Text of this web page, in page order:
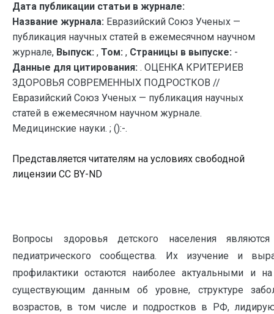
Дата публикации статьи в журнале:
Название журнала: Евразийский Союз Ученых —
публикация научных статей в ежемесячном научном
журнале, Выпуск: , Том: , Страницы в выпуске: -
Данные для цитирования: . ОЦЕНКА КРИТЕРИЕВ
ЗДОРОВЬЯ СОВРЕМЕННЫХ ПОДРОСТКОВ //
Евразийский Союз Ученых — публикация научных
статей в ежемесячном научном журнале.
Медицинские науки. ; ():-.
Представляется читателям на условиях свободной
лицензии CC BY-ND
Вопросы здоровья детского населения являются
педиатрического сообщества. Их изучение и
профилактики остаются наиболее актуальными и
существующим данным об уровне, структуре
возрастов, в том числе и подростков в РФ,